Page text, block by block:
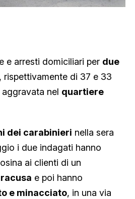
e arresti domiciliari per due
, rispettivamente di 37 e 33
aggravata nel quartiere
dei carabinieri nella sera
i due indagati hanno
ai clienti di un
e poi hanno
e minacciato, in una via